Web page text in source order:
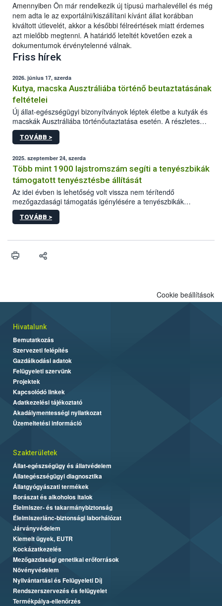
Amennyiben Ön már rendelkezik új típusú marhalevéllel és még
nem adta le az exportálni/kiszállítani kívánt állat korábban
kiváltott útlevelét, akkor a későbbi félreértések miatt érdemes
azt mielőbb megtenni. A határidő leteltét követően ezek a
dokumentumok érvénytelenné válnak.
Friss hírek
2026. június 17, szerda
Kutya, macska Ausztráliába történő beutaztatásának
feltételei
Új állat-egészségügyi bizonyítványok léptek életbe a kutyák és
macskák Ausztráliába történőutaztatása esetén. A részletes
feltételek a mellékletekben olvashatók.
TOVÁBB >
2025. szeptember 24, szerda
Több mint 1900 lajstromszám segíti a tenyészbikák
támogatott tenyésztésbe állítását
Az idei évben is lehetőség volt vissza nem térítendő
mezőgazdasági támogatás igénylésére a tenyészbikák
tenyésztésbe állításához. Ennek egyik feltétele a központi
lajstromszám megléte. A lajstromszámok frissített listája már
TOVÁBB >
Cookie beállítások
Hivatalunk
Bemutatkozás
Szervezeti felépítés
Gazdálkodási adatok
Felügyeleti szervünk
Projektek
Kapcsolódó linkek
Adatkezelési tájékoztató
Akadálymentességi nyilatkozat
Üzemeltetési információ
Szakterületek
Állat-egészségügy és állatvédelem
Állategészségügyi diagnosztika
Állatgyógyászati termékek
Borászat és alkoholos italok
Élelmiszer- és takarmánybiztonság
Élelmiszerlánc-biztonsági laborhálózat
Járványvédelem
Kiemelt ügyek, EUTR
Kockázatkezelés
Mezőgazdasági genetikai erőforrások
Növényvédelem
Nyilvántartási és Felügyeleti Díj
Rendszerszervezés és felügyelet
Termékpálya-ellenőrzés